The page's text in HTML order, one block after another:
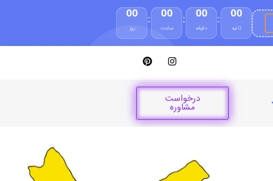
00
روز
:
00
ساعت
:
00
دقیقه
:
00
ثانیه
درخواست
مشاوره